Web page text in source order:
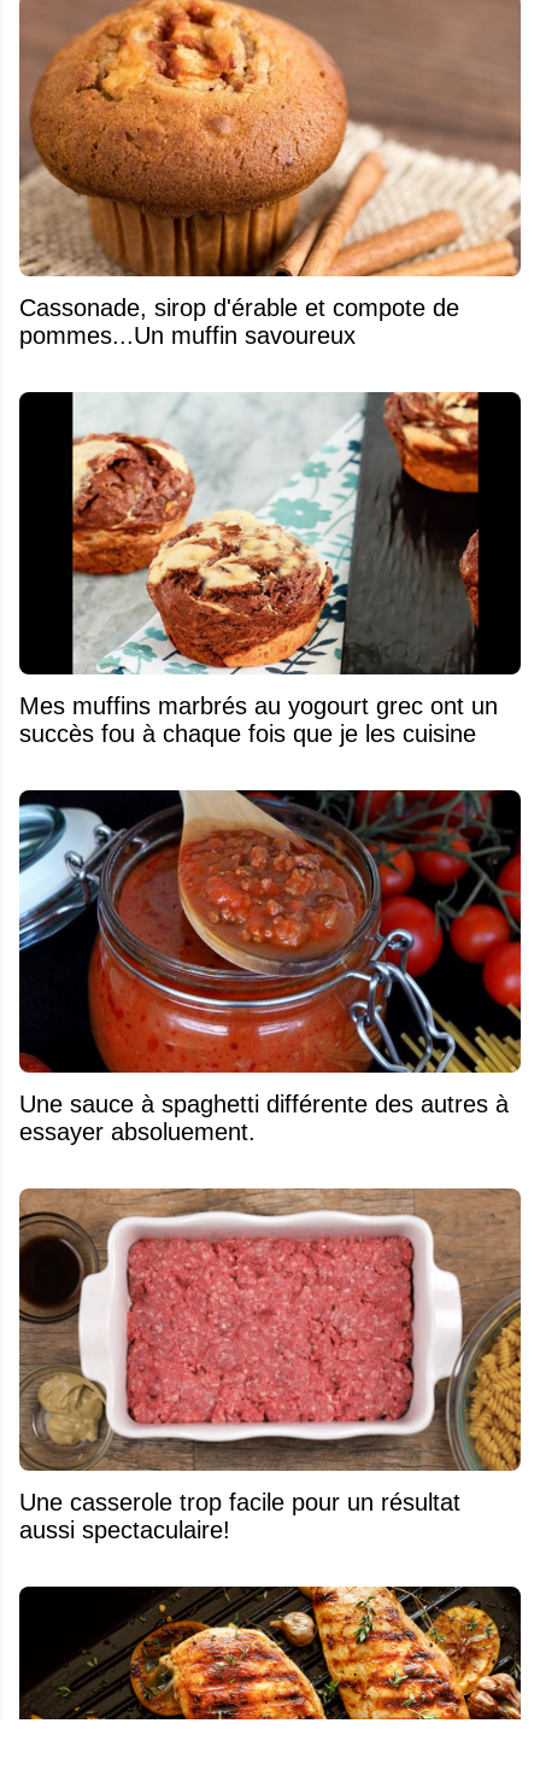
​Cassonade, sirop d'érable et compote de
pommes...Un muffin savoureux
Mes muffins marbrés au yogourt grec ont un
succès fou à chaque fois que je les cuisine
Une sauce à spaghetti différente des autres à
essayer absoluement.
Une casserole trop facile pour un résultat
aussi spectaculaire!